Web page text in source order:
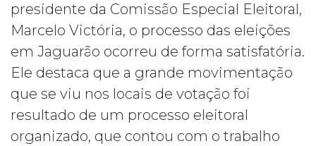
presidente da Comissão Especial Eleitoral,
Marcelo Victória, o processo das eleições
em Jaguarão ocorreu de forma satisfatória.
Ele destaca que a grande movimentação
que se viu nos locais de votação foi
resultado de um processo eleitoral
organizado, que contou com o trabalho